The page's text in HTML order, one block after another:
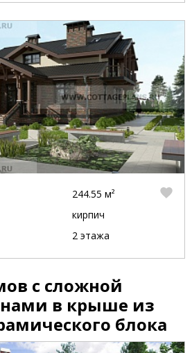
244.55 м²
кирпич
2 этажа
с сложной
в крыше из
блока